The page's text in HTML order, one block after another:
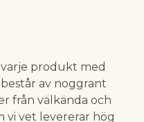
produkt med
av noggrant
från välkända och
vi vet levererar hög